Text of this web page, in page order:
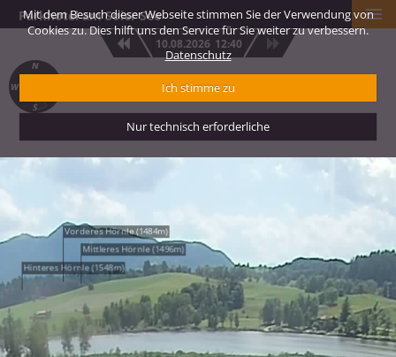
Mit dem Besuch dieser Webseite stimmen Sie der Verwendung von
Cookies zu. Dies hilft uns den Service für Sie weiter zu verbessern.
Datenschutz
Ich stimme zu
Nur technisch erforderliche
Hinteres Hörnle (1548m)
Mittleres Hörnle (1496m)
Vorderes Hörnle (1484m)
Parkhotel am Soier See
10.08.2026 12:40